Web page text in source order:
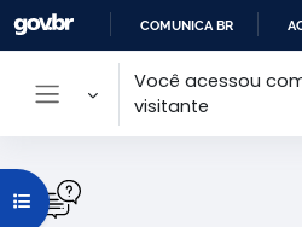
Ir para o conteúdo principal
COMUNICA BR
Painel lateral
Você acessou
visitante
Abrir índice do curso